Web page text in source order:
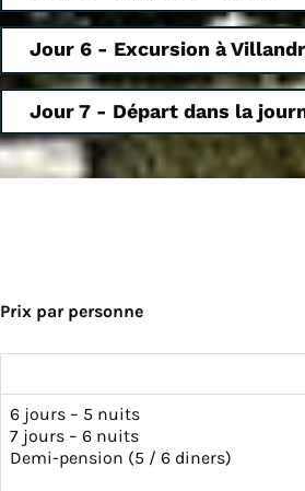
Jour 6 - Excursion à
Jour 7 - Départ dans la
Prix par personne
6 jours – 5 nuits
7 jours – 6 nuits
Demi-pension (5 / 6 diners)